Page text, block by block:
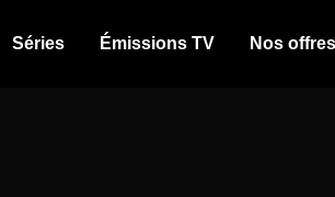
Séries Émissions TV Nos offres